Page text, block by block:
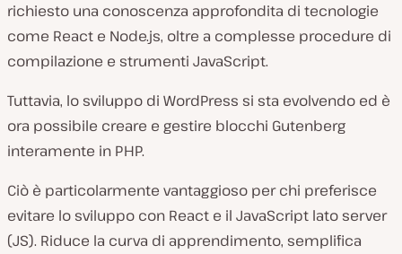
richiesto una conoscenza approfondita di tecnologie
come React e Node.js, oltre a complesse procedure di
compilazione e strumenti JavaScript.
Tuttavia, lo sviluppo di WordPress si sta evolvendo ed è
ora possibile creare e gestire blocchi Gutenberg
interamente in PHP.
Ciò è particolarmente vantaggioso per chi preferisce
evitare lo sviluppo con React e il JavaScript lato server
(JS). Riduce la curva di apprendimento, semplifica